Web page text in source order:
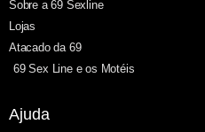
Sobre a 69 Sexline
Lojas
Atacado da 69
69 Sex Line e os Motéis
Ajuda